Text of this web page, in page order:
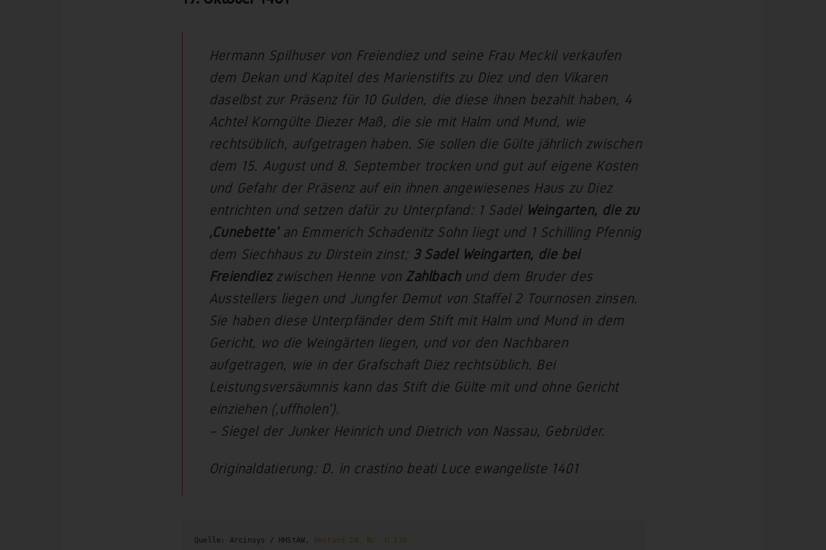
Hermann Spilhuser von Freiendiez und seine Frau Meckil verkaufen
dem Dekan und Kapitel des Marienstifts zu Diez und den Vikaren
daselbst zur Präsenz für 10 Gulden, die diese ihnen bezahlt haben, 4
Achtel Korngülte Diezer Maß, die sie mit Halm und Mund, wie
rechtsüblich, aufgetragen haben. Sie sollen die Gülte jährlich zwischen
dem 15. August und 8. September trocken und gut auf eigene Kosten
und Gefahr der Präsenz auf ein ihnen angewiesenes Haus zu Diez
entrichten und setzen dafür zu Unterpfand: 1 Sadel Weingarten, die zu
‚Cunebette‘an Emmerich Schadenitz Sohn liegt und 1 Schilling Pfennig
dem Siechhaus zu Dirstein zinst; 3 Sadel Weingarten, die bei
Freiendiezzwischen Henne von Zahlbachund dem Bruder des
Ausstellers liegen und Jungfer Demut von Staffel 2 Tournosen zinsen.
Sie haben diese Unterpfänder dem Stift mit Halm und Mund in dem
Gericht, wo die Weingärten liegen, und vor den Nachbaren
aufgetragen, wie in der Grafschaft Diez rechtsüblich. Bei
Leistungsversäumnis kann das Stift die Gülte mit und ohne Gericht
einziehen (‚uffholen‘).
– Siegel der Junker Heinrich und Dietrich von Nassau, Gebrüder.
Originaldatierung: D. in crastino beati Luce ewangeliste 1401
Quelle: Arcinsys / HHStAW, Bestand 20, Nr. U 110